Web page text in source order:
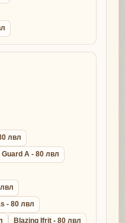
лвл
A - 80 лвл
- 80 лвл
Blazing Ifrit - 80 лвл